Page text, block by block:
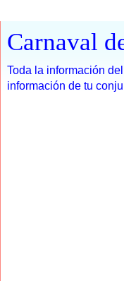
Carnaval
Toda la información
información de tu